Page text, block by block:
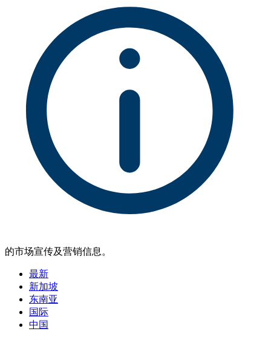
的市场宣传及营销信息。
最新
新加坡
东南亚
国际
中国